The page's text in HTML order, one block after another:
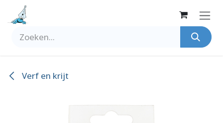
Overslaan naar inhoud
Verf en krijt